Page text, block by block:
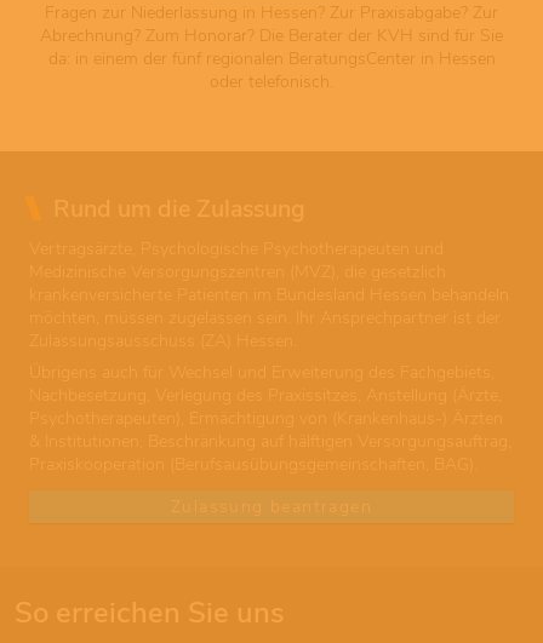
Fragen zur Niederlassung in Hessen? Zur Praxisabgabe? Zur
Abrechnung? Zum Honorar? Die Berater der KVH sind für Sie
da: in einem der fünf regionalen BeratungsCenter in Hessen
oder telefonisch.
Zulassung beantragen